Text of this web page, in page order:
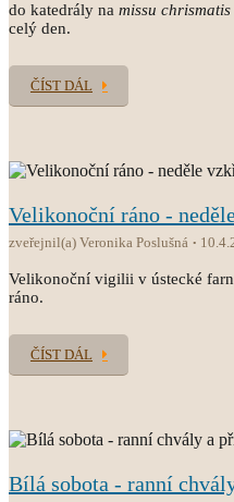
do katedrály na missu chrismatis
celý den.
ČÍST DÁL
Velikonoční ráno -
zveřejnil(a) Veronika Poslušná
Velikonoční vigilii v ústecké
ráno.
ČÍST DÁL
Bílá sobota - ranní